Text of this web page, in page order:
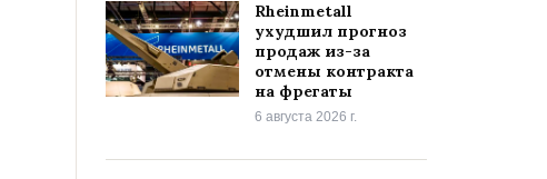
Rheinmetall
ухудшил прогноз
продаж из-за
отмены контракта
на фрегаты
6 августа 2026 г.